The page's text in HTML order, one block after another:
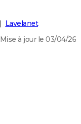
Lavelanet
Mise à jour le 03/04/26